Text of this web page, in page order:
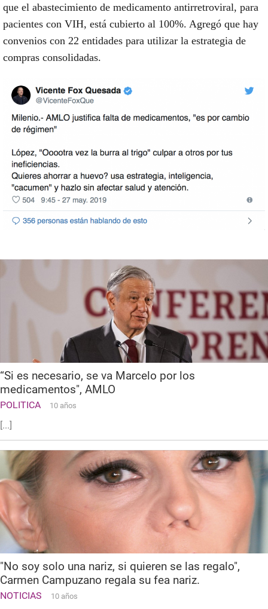
que el abastecimiento de medicamento antirretroviral, para
pacientes con VIH, está cubierto al 100%. Agregó que hay
convenios con 22 entidades para utilizar la estrategia de
compras consolidadas.
“Si es necesario, se va Marcelo por los
medicamentos", AMLO
POLITICA 10 años
[...]
"No soy solo una nariz, si quieren se las regalo",
Carmen Campuzano regala su fea nariz.
NOTICIAS 10 años